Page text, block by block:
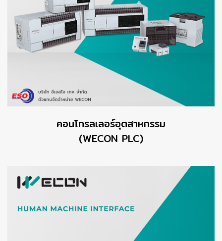
คอนโทรลเลอร์อุตสาหกรรม
(WECON PLC)